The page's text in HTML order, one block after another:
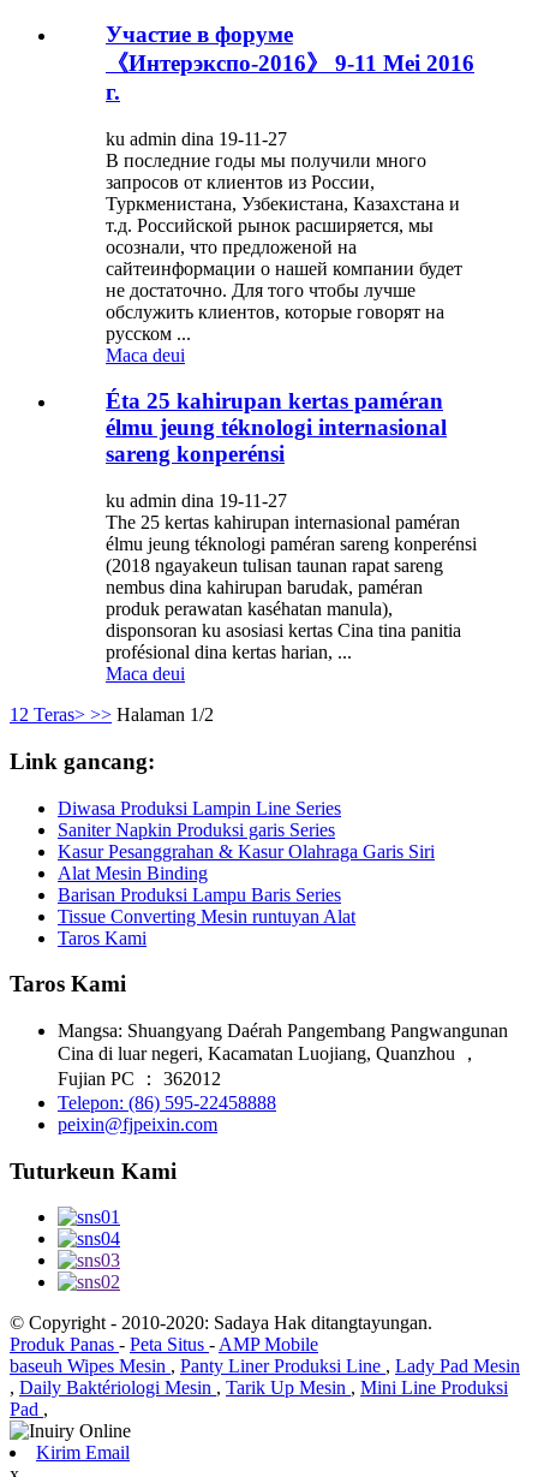
Участие в форуме
《Интерэкспо-2016》 9-11 Mei 2016
г.
ku admin dina 19-11-27
В последние годы мы получили много
запросов от клиентов из России,
Туркменистана, Узбекистана, Казахстана и
т.д. Российской рынок расширяется, мы
осознали, что предложеной на
сайтеинформации о нашей компании будет
не достаточно. Для того чтобы лучше
обслужить клиентов, которые говорят на
русском ...
Maca deui
Éta 25 kahirupan kertas paméran
élmu jeung téknologi internasional
sareng konperénsi
ku admin dina 19-11-27
The 25 kertas kahirupan internasional paméran
élmu jeung téknologi paméran sareng konperénsi
(2018 ngayakeun tulisan taunan rapat sareng
nembus dina kahirupan barudak, paméran
produk perawatan kaséhatan manula),
disponsoran ku asosiasi kertas Cina tina panitia
profésional dina kertas harian, ...
Maca deui
1 2 Teras> >> Halaman 1/2
Link gancang:
Diwasa Produksi Lampin Line Series
Saniter Napkin Produksi garis Series
Kasur Pesanggrahan & Kasur Olahraga Garis Siri
Alat Mesin Binding
Barisan Produksi Lampu Baris Series
Tissue Converting Mesin runtuyan Alat
Taros Kami
Taros Kami
Mangsa: Shuangyang Daérah Pangembang Pangwangunan
Cina di luar negeri, Kacamatan Luojiang, Quanzhou ，
Fujian PC ： 362012
Telepon: (86) 595-22458888
peixin@fjpeixin.com
Tuturkeun Kami
© Copyright - 2010-2020: Sadaya Hak ditangtayungan.
Produk Panas - Peta Situs - AMP Mobile
baseuh Wipes Mesin , Panty Liner Produksi Line , Lady Pad Mesin
, Daily Baktériologi Mesin , Tarik Up Mesin , Mini Line Produksi
Pad ,
Kirim Email